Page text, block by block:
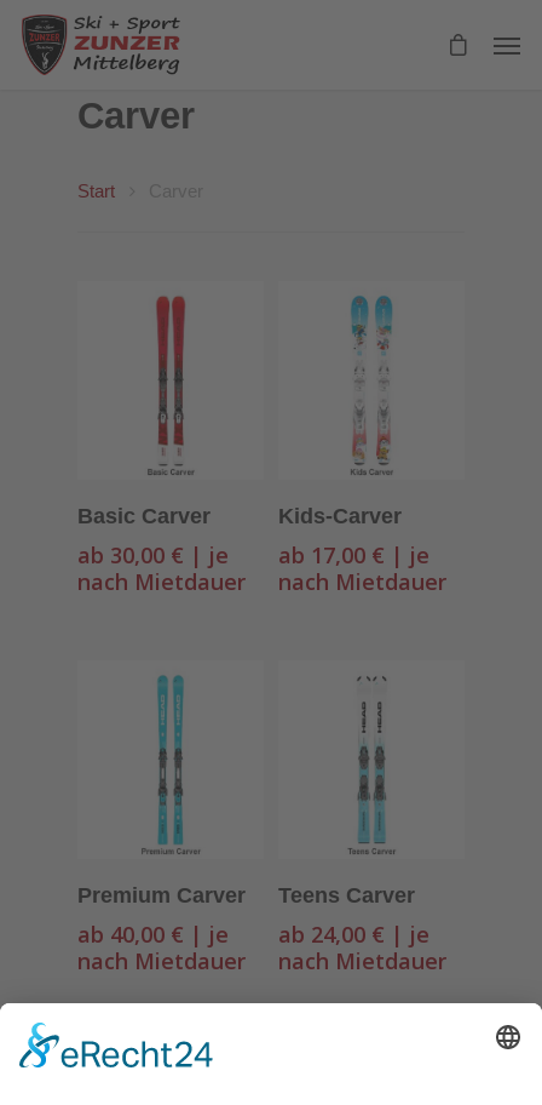
Carver
Start
Ausführung
Basic Carver
ab 30,00 € | je
nach Mietdauer
Ausführung
Kids-Carver
ab 17,00 € | je
nach Mietdauer
Ausführung
Premium Carver
ab 40,00 € | je
nach Mietdauer
Teens Carver
ab 24,00 € | je
nach Mietdauer